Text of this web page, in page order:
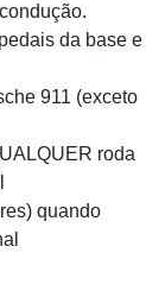
da base e
911 (exceto
roda
quando